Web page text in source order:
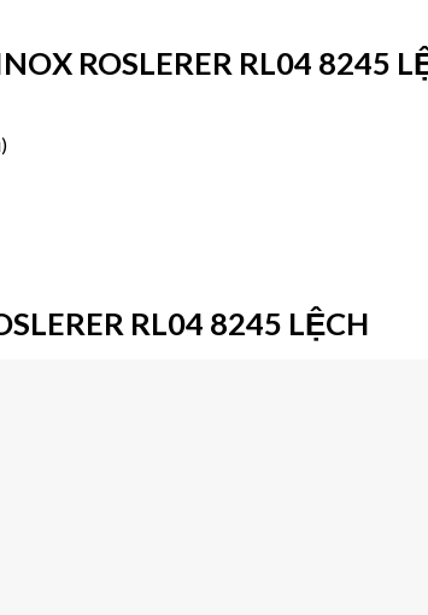
ROSLERER RL04 8245
RL04 8245 LỆCH